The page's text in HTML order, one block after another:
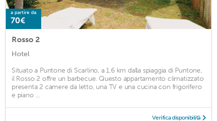
a partire da
70€
Rosso 2
Hotel
Situato a Puntone di Scarlino, a 1,6 km dalla spiaggia di Puntone,
il Rosso 2 offre un barbecue. Questo appartamento climatizzato
presenta 2 camere da letto, una TV e una cucina con frigorifero
e piano ...
Verifica disponibilità